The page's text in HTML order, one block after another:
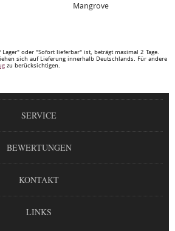
Mangrove
oder "Sofort lieferbar" ist, beträgt maximal 2 Tage.
sich auf Lieferung innerhalb Deutschlands. Für andere
zu berücksichtigen.
SERVICE
BEWERTUNGEN
KONTAKT
LINKS